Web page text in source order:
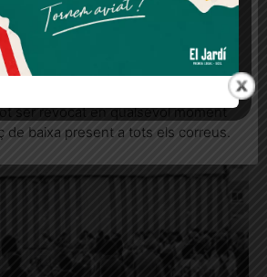
Acceptar Rebutjar tot
un compte al Diari el Jardí, dona el
explícit per rebre comunicacions
ser revocat en qualsevol moment
de baixa present a tots els correus.